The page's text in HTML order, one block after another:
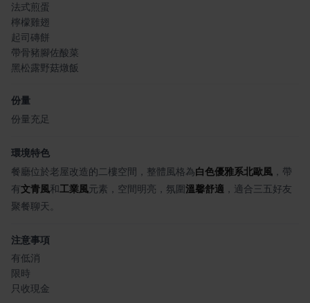
法式煎蛋
檸檬雞翅
起司磚餅
帶骨豬腳佐酸菜
黑松露野菇燉飯
份量
份量充足
環境特色
餐廳位於老屋改造的二樓空間，整體風格為白色優雅系北歐風 ，帶
有文青風和工業風元素，空間明亮，氛圍溫馨舒適 ，適合三五好友
聚餐聊天。
注意事項
有低消
限時
只收現金